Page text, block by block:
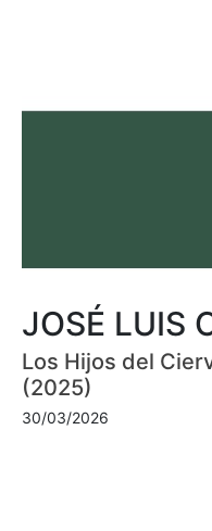
JOSÉ LUIS
Los Hijos del
(2025)
30/03/2026